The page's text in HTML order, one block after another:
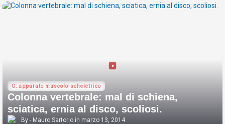
C: apparato muscolo-scheletrico
Colonna vertebrale: mal di schiena,
sciatica, ernia al disco, scoliosi.
Mauro Sartorio marzo 13, 2014